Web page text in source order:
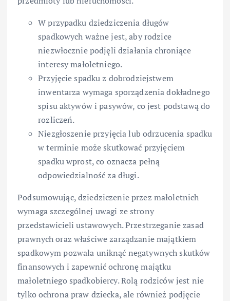
W przypadku dziedziczenia długów
spadkowych ważne jest, aby rodzice
niezwłocznie podjęli działania chroniące
interesy małoletniego.
Przyjęcie spadku z dobrodziejstwem
inwentarza wymaga sporządzenia dokładnego
spisu aktywów i pasywów, co jest podstawą do
rozliczeń.
Niezgłoszenie przyjęcia lub odrzucenia spadku
w terminie może skutkować przyjęciem
spadku wprost, co oznacza pełną
odpowiedzialność za długi.
Podsumowując, dziedziczenie przez małoletnich
wymaga szczególnej uwagi ze strony
przedstawicieli ustawowych. Przestrzeganie zasad
prawnych oraz właściwe zarządzanie majątkiem
spadkowym pozwala uniknąć negatywnych skutków
finansowych i zapewnić ochronę majątku
małoletniego spadkobiercy. Rolą rodziców jest nie
tylko ochrona praw dziecka, ale również podjęcie